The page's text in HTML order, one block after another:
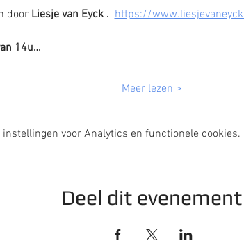
door Liesje van Eyck . https://
14u…
Meer lezen >
voor Analytics en functionele cookies.
Deel dit evenement